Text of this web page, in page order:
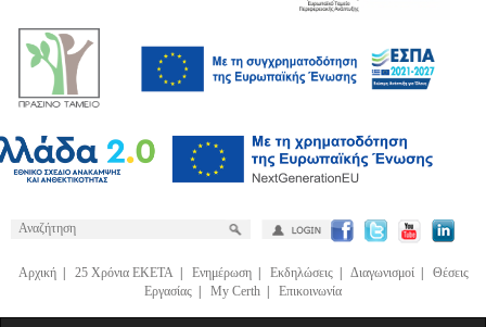
Αρχική| 25 Χρόνια ΕΚΕΤΑ| Ενημέρωση| Εκδηλώσεις| Διαγωνισμοί| Θέσεις
Εργασίας
My Certh Επικοινωνία